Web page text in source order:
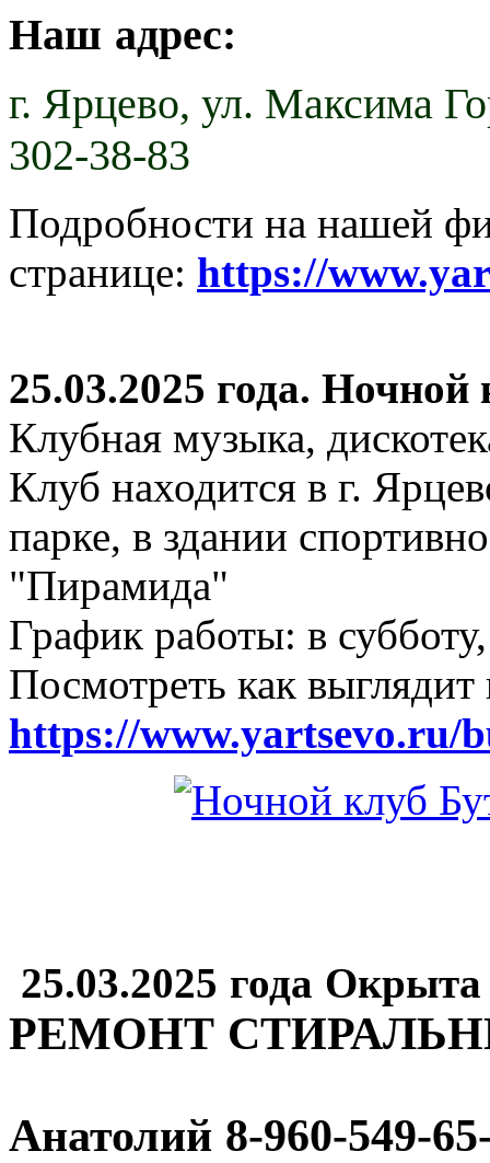
Наш адрес:
г. Ярцево, ул. Максима
302-38-83
Подробности на нашей
странице: https://
25.03.2025 года.
Клубная музыка,
Клуб находится в г.
парке, в здании
"Пирамида"
График работы: в
Посмотреть как
https://www.yartsevo.ru/
25.03.2025 года
РЕМОНТ
Анатолий 8-960-549-